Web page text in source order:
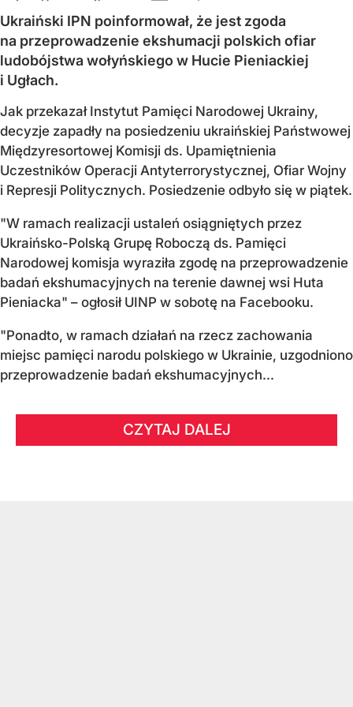
Ukraiński IPN poinformował, że jest zgoda
na przeprowadzenie ekshumacji polskich ofiar
ludobójstwa wołyńskiego w Hucie Pieniackiej
i Ugłach.
Jak przekazał Instytut Pamięci Narodowej Ukrainy,
decyzje zapadły na posiedzeniu ukraińskiej Państwowej
Międzyresortowej Komisji ds. Upamiętnienia
Uczestników Operacji Antyterrorystycznej, Ofiar Wojny
i Represji Politycznych. Posiedzenie odbyło się w piątek.
"W ramach realizacji ustaleń osiągniętych przez
Ukraińsko-Polską Grupę Roboczą ds. Pamięci
Narodowej komisja wyraziła zgodę na przeprowadzenie
badań ekshumacyjnych na terenie dawnej wsi Huta
Pieniacka" – ogłosił UINP w sobotę na Facebooku.
"Ponadto, w ramach działań na rzecz zachowania
miejsc pamięci narodu polskiego w Ukrainie, uzgodniono
przeprowadzenie badań ekshumacyjnych...
CZYTAJ DALEJ